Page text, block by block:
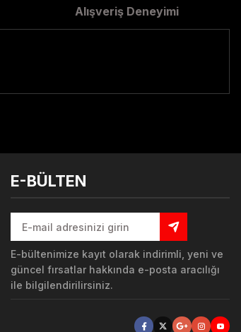
Alışveriş Deneyimi
E-BÜLTEN
E-bültenimize kayıt olarak indirimli, yeni ve
güncel fırsatlar hakkında e-posta aracılığı
ile bilgilendirilirsiniz.